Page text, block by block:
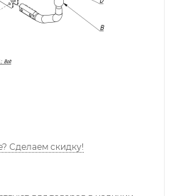
Сделаем скидку!